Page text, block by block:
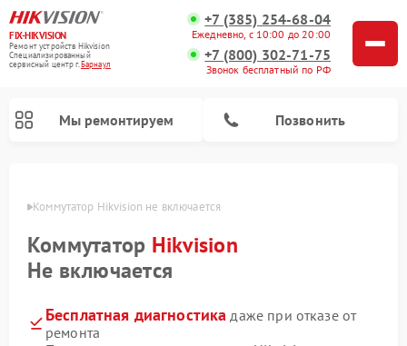
FIX-HIKVISION
Ремонт устройств Hikvision
Специализированный
cервисный центр г.Барнаул
+7 (385) 254-68-04
Ежедневно, с 10:00 до 20:00
+7 (800) 302-71-75
Звонок бесплатный по РФ
Мы ремонтируем Позвонить
Коммутатор Hikvision не включается
Коммутатор Hikvision
Не включается
Бесплатная диагностика даже при отказе от
ремонта